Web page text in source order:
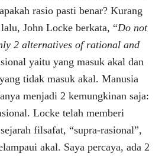
rasio pasti benar? Kurang
John Locke berkata, “Do not
2 alternatives of rational and
yaitu yang masuk akal dan
tidak masuk akal. Manusia
menjadi 2 kemungkinan saja:
Locke telah memberi
filsafat, “supra-rasional”,
akal. Saya percaya, ada 2